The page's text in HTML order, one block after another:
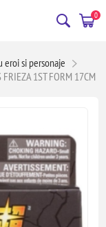
0
eroi si personaje
1ST FORM 17CM